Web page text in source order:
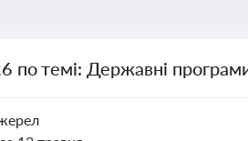
по темі: Державні